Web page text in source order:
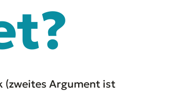
(zweites Argument ist